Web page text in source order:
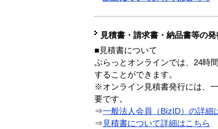
見積書・請求書・納品書等の
■見積書について
ぷらっとオンラインでは、24時
することができます。
※オンライン見積書発行には、
要です。
⇒一般法人会員（BizID）の詳細
⇒ 見積書について詳細はこちら